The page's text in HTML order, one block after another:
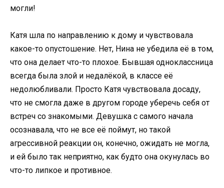
могли!
Катя шла по направлению к дому и чувствовала
какое-то опустошение. Нет, Нина не убедила её в том,
что она делает что-то плохое. Бывшая одноклассница
всегда была злой и недалёкой, в классе её
недолюбливали. Просто Катя чувствовала досаду,
что не смогла даже в другом городе уберечь себя от
встреч со знакомыми. Девушка с самого начала
осознавала, что не все её поймут, но такой
агрессивной реакции он, конечно, ожидать не могла,
и ей было так неприятно, как будто она окунулась во
что-то липкое и противное.